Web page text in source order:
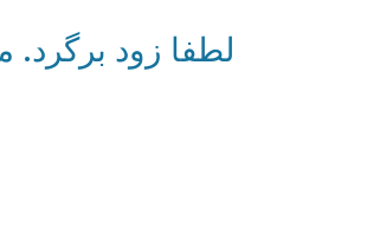
لطفا زود برگرد.